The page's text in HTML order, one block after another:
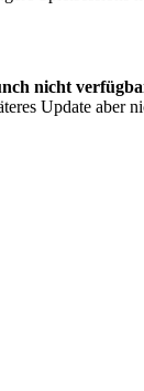
nicht
Update